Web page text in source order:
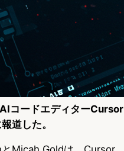
コードエディターCursor
道した。